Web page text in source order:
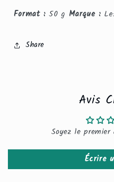
Format : 50 g Marque :
Share
Avis
Soyez le
Écrire